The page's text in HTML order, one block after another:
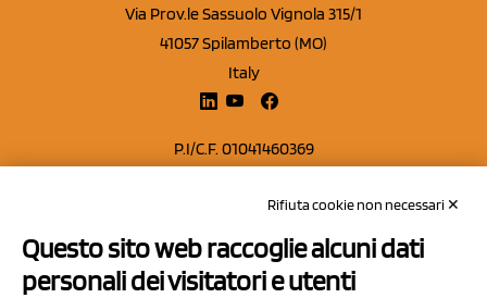
Via Prov.le Sassuolo Vignola 315/1
41057 Spilamberto (MO)
Italy
P.I/C.F. 01041460369
Capitale sociale Euro 50.000,00 i.v.
Contatti
Rifiuta cookie non necessari ✕
Questo sito web raccoglie alcuni dati
personali dei visitatori e utenti